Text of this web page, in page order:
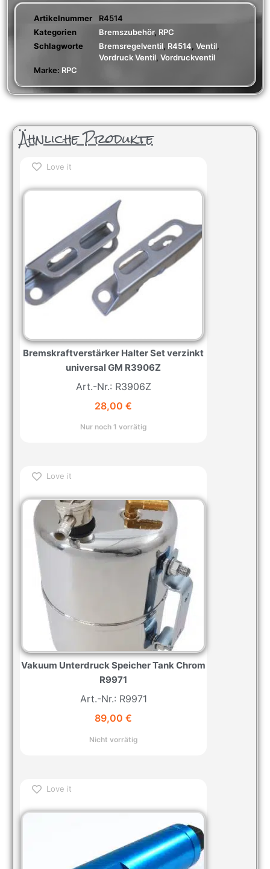
Artikelnummer
R4514
Kategorien
Bremszubehör, RPC
Schlagworte
Bremsregelventil, R4514 Ventil,
Vordruck Ventil, Vordruckventil
Marke: RPC
Ähnliche Produkte
Love it
Bremskraftverstärker Halter Set verzinkt
universal GM R3906Z
Art.-Nr.: R3906Z
28,00 €
Nur noch 1 vorrätig
Love it
Vakuum Unterdruck Speicher Tank Chrom
R9971
Art.-Nr.: R9971
89,00 €
Nicht vorrätig
Love it